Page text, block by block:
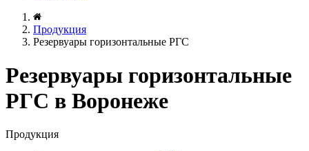
Продукция
Резервуары горизонтальные РГС
Резервуары горизонтальные
РГС в Воронеже
Продукция